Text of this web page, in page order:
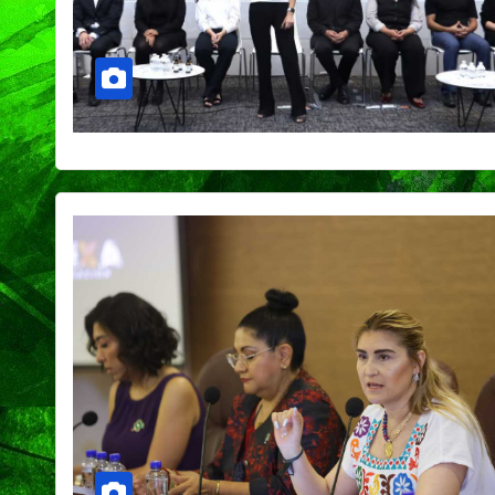
PORTADA TENDENCIA VIDA │ ESTILO
Carmelitas